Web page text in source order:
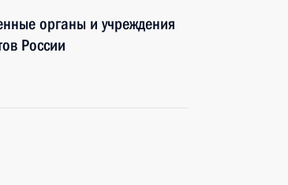
органы и учреждения
России